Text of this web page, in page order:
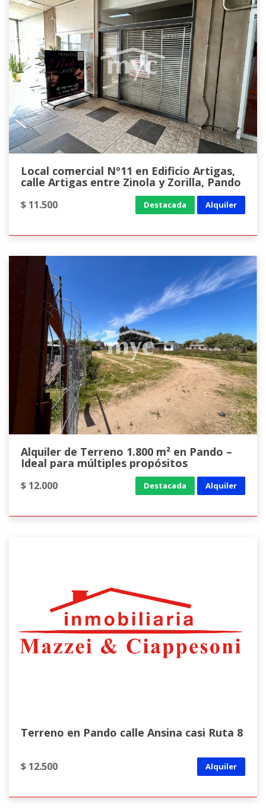
Local comercial Nº11 en Edificio Artigas,
calle Artigas entre Zinola y Zorilla, Pando
$ 11.500 Destacada Alquiler
Alquiler de Terreno 1.800 m² en Pando –
Ideal para múltiples propósitos
$ 12.000 Destacada Alquiler
Terreno en Pando calle Ansina casi Ruta 8
$ 12.500 Alquiler